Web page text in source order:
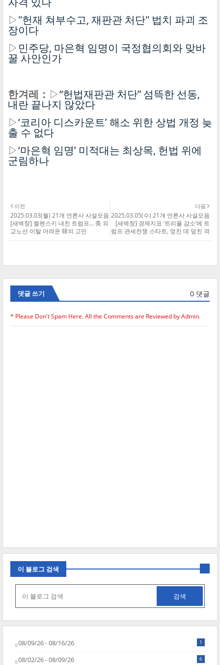
▷"헌재 쳐부수고, 재판관 처단" 법치 파괴 조
장이다
▷ 민주당, 마은혁 임명이 국정협의회와 맞바
꿀 사안인가
한겨레： ▷“헌법재판관 처단” 섬뜩한 선동,
내란 끝나지 않았다
▷‘코리아 디스카운트’ 해소 위한 상법 개정 늦
출 수 없다
▷‘마은혁 임명’ 미적대는 최상목, 헌법 위에
군림하나
다음
2025.03.05(수) 21개 언론사 사설모음
[새벽창] 경제지표 ‘트리플 감소’에 트
럼프 관세전쟁 스타트, 엎친 데 덮친 격
이전
2025.03.03(월) 21개 언론사 사설모음
[새벽창] 젤렌스키 내친 트럼프… 美 외
교노선 이탈 어려운 韓의 고민
댓글 쓰기 0 댓글
* Please Don't Spam Here. All the Comments are Reviewed by Admin.
이 블로그 검색
08/09/26 - 08/16/26 1
08/02/26 - 08/09/26 6